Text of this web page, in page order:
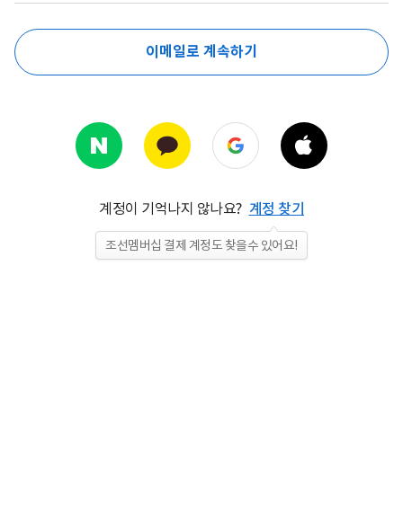
이메일로 계속하기
계정이 기억나지 않나요? 계정 찾기
조선멤버십 결제 계정도 찾을수 있어요!